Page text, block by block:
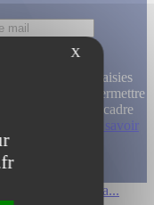
informations saisies
traitées pour permettre
dans le cadre
demande.
En savoir
Affiches cinema...
X